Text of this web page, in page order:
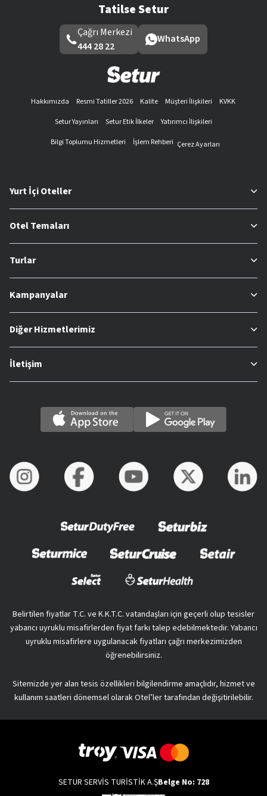
Tatilse Setur
Çağrı Merkezi
444 28 22
WhatsApp
Hakkımızda Resmi Tatiller 2026 Kalite Müşteri İlişkileri
KVKK
Setur Yayınları
Setur Etik İlkeler
Yatırımcı İlişkileri
Bilgi Toplumu Hizmetleri
İşlem Rehberi Çerez Ayarları
Yurt İçi Oteller
Otel Temaları
Turlar
Kampanyalar
Diğer Hizmetlerimiz
İletişim
Belirtilen fiyatlar T.C. ve K.K.T.C. vatandaşları için geçerli olup tesisler
yabancı uyruklu misafirlerden fiyat farkı talep edebilmektedir. Yabancı
uyruklu misafirlere uygulanacak fiyatları çağrı merkezimizden
öğrenebilirsiniz.
Sitemizde yer alan tesis özellikleri bilgilendirme amaçlıdır, hizmet ve
kullanım saatleri dönemsel olarak Otel’ler tarafından değişitirilebilir.
SETUR SERVİS TURİSTİK A.ŞBelge No: 728